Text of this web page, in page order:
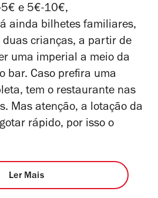
e 5€-10€,
ainda bilhetes familiares,
duas crianças, a partir de
uma imperial a meio da
bar. Caso prefira uma
tem o restaurante nas
Mas atenção, a lotação da
rápido, por isso o
Ler Mais